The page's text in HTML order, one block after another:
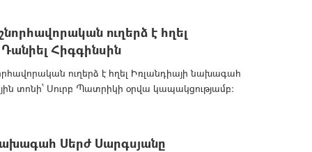
ուղերձ է հղել
Հիգգինսին
ուղերձ է հղել Իռլանդիայի նախագահ
տոնի՝ Սուրբ Պատրիկի օրվա կապակցությամբ:
Սերժ Սարգսյանը